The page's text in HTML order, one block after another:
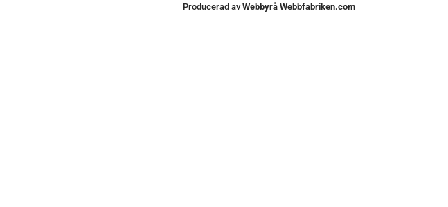
Producerad avWebbyrå Webbfabriken.com